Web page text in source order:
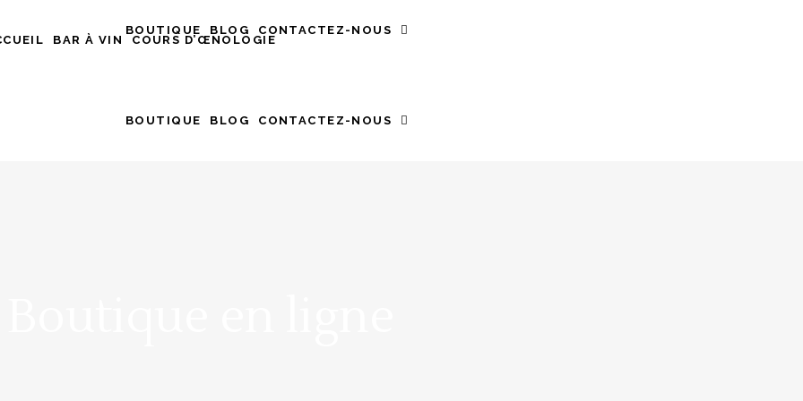
BAR À VIN COURS D’ŒNOLOGIE
BOUTIQUE BLOG CONTACTEZ-NOUS
BOUTIQUE BLOG CONTACTEZ-NOUS